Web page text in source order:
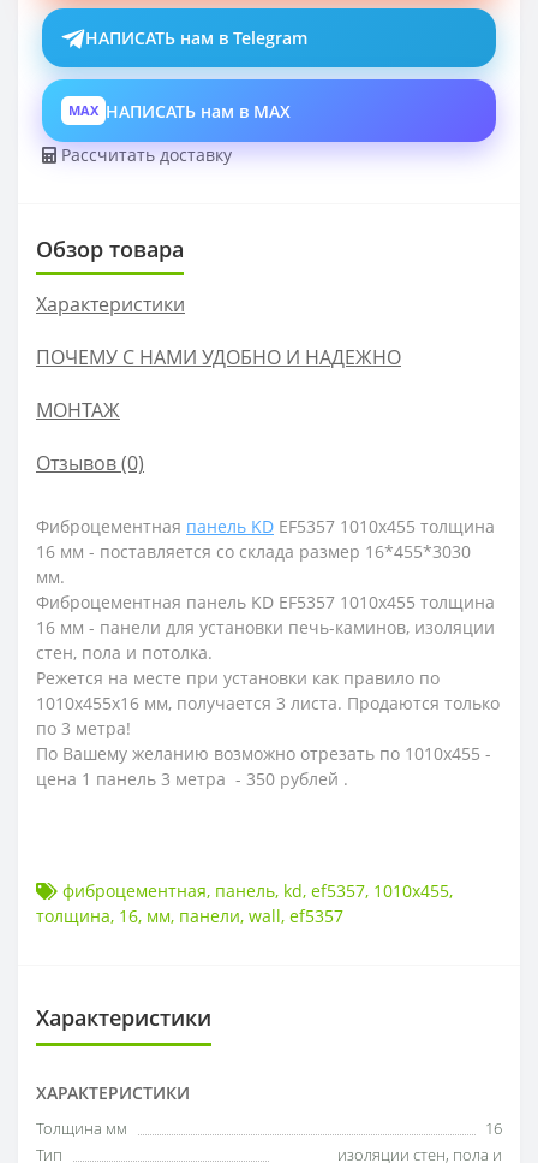
НАПИСАТЬ нам в Telegram
MAX НАПИСАТЬ нам в MAX
Рассчитать доставку
Обзор товара
Характеристики
ПОЧЕМУ С НАМИ УДОБНО И НАДЕЖНО
МОНТАЖ
Отзывов (0)
Фиброцементная панель KD EF5357 1010х455 толщина
16 мм - поставляется со склада размер 16*455*3030
мм.
Фиброцементная панель KD EF5357 1010х455 толщина
16 мм - панели для установки печь-каминов, изоляции
стен, пола и потолка.
Режется на месте при установки как правило по
1010х455х16 мм, получается 3 листа. Продаются только
по 3 метра!
По Вашему желанию возможно отрезать по 1010х455 -
цена 1 панель 3 метра - 350 рублей .
фиброцементная, панель, kd, ef5357, 1010х455,
толщина, 16, мм, панели, wall, ef5357
Характеристики
ХАРАКТЕРИСТИКИ
Толщина мм
16
Тип
изоляции стен, пола и